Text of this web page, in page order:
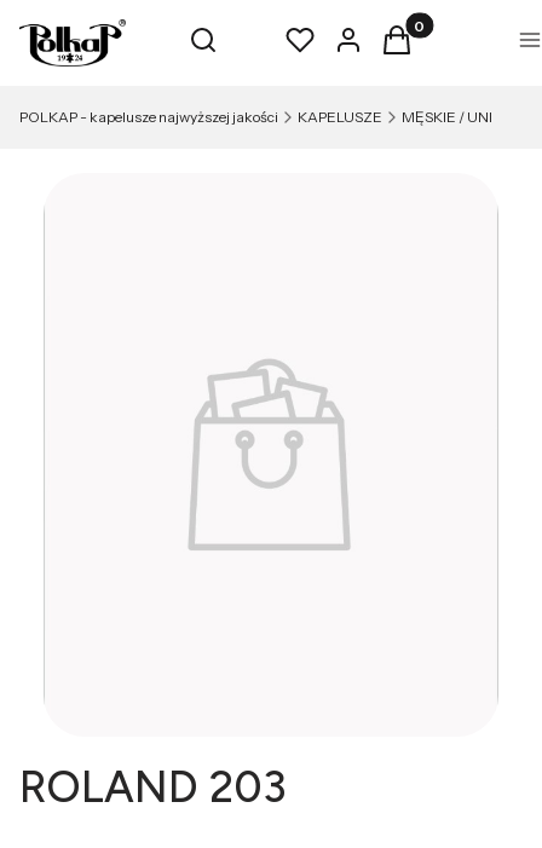
Otwórz wyszukiwarkę
Szukaj UlubioneZaloguj sięProdukty w
Koszyk
POLKAP - kapelusze najwyższej jakości KAPELUSZE MĘSKIE / UNI
ROLAND 203